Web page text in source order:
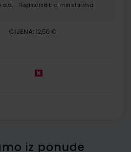
d.d.
Registarski broj ministarstva:
CIJENA: 12,50 €
iz ponude